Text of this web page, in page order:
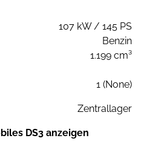
107 kW / 145 PS
Benzin
1.199 cm³
1 (None)
Zentrallager
DS3 anzeigen